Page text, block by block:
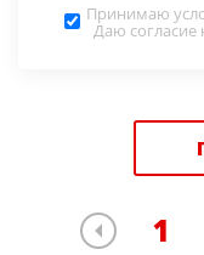
Принимаю
Даю согласие
1